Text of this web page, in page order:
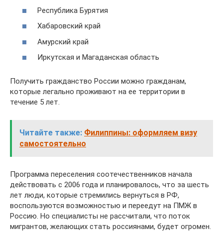
Республика Бурятия
Хабаровский край
Амурский край
Иркутская и Магаданская область
Получить гражданство России можно гражданам,
которые легально проживают на ее территории в
течение 5 лет.
Читайте также: Филиппины: оформляем визу
самостоятельно
Программа переселения соотечественников начала
действовать с 2006 года и планировалось, что за шесть
лет люди, которые стремились вернуться в РФ,
воспользуются возможностью и переедут на ПМЖ в
Россию. Но специалисты не рассчитали, что поток
мигрантов, желающих стать россиянами, будет огромен.